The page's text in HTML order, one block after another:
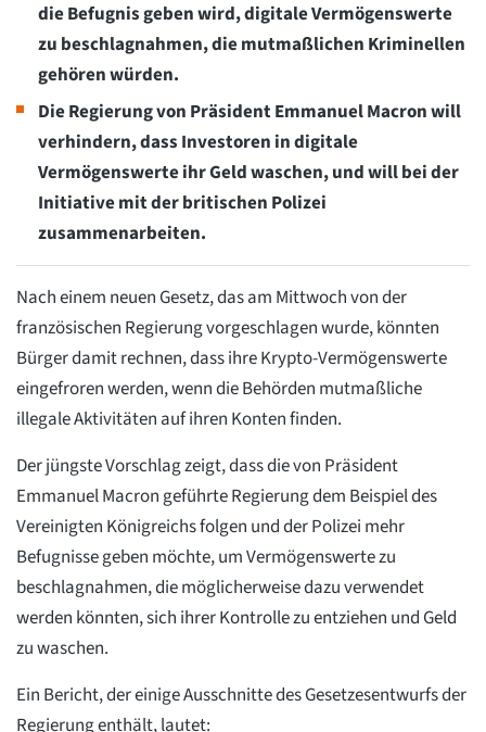
die Befugnis geben wird, digitale Vermögenswerte
zu beschlagnahmen, die mutmaßlichen Kriminellen
gehören würden.
Die Regierung von Präsident Emmanuel Macron will
verhindern, dass Investoren in digitale
Vermögenswerte ihr Geld waschen, und will bei der
Initiative mit der britischen Polizei
zusammenarbeiten.
Nach einem neuen Gesetz, das am Mittwoch von der
französischen Regierung vorgeschlagen wurde, könnten
Bürger damit rechnen, dass ihre Krypto-Vermögenswerte
eingefroren werden, wenn die Behörden mutmaßliche
illegale Aktivitäten auf ihren Konten finden.
Der jüngste Vorschlag zeigt, dass die von Präsident
Emmanuel Macron geführte Regierung dem Beispiel des
Vereinigten Königreichs folgen und der Polizei mehr
Befugnisse geben möchte, um Vermögenswerte zu
beschlagnahmen, die möglicherweise dazu verwendet
werden könnten, sich ihrer Kontrolle zu entziehen und Geld
zu waschen.
Ein Bericht, der einige Ausschnitte des Gesetzesentwurfs der
Regierung enthält, lautet: